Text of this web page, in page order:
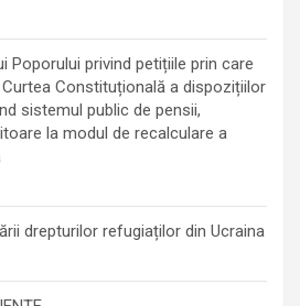
Poporului privind petițiile prin care
Constituțională a dispozițiilor
sistemul public de pensii,
la modul de recalculare a
drepturilor refugiaților din Ucraina